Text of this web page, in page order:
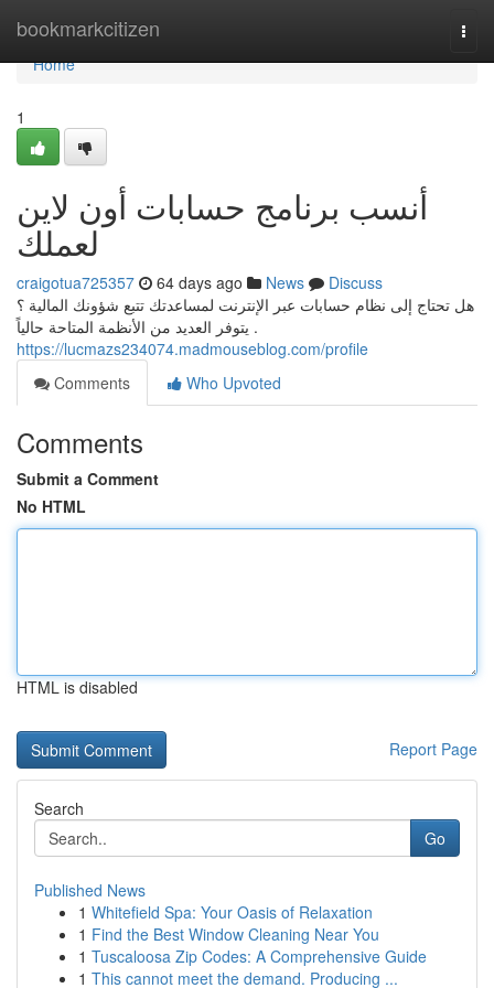
bookmarkcitizen
Home
Home
1
أنسب برنامج حسابات أون لاين
لعملك
craigotua725357 64 days ago News
Discuss
هل تحتاج إلى نظام حسابات عبر الإنترنت لمساعدتك تتبع شؤونك المالية ؟
يتوفر العديد من الأنظمة المتاحة حالياً .
https://lucmazs234074.madmouseblog.com/profile
Comments
Who Upvoted
Comments
Submit a Comment
No HTML
HTML is disabled
Report Page
Search
Go
Published News
1 Whitefield Spa: Your Oasis of Relaxation
1 Find the Best Window Cleaning Near You
1 Tuscaloosa Zip Codes: A Comprehensive Guide
1 This cannot meet the demand. Producing ...